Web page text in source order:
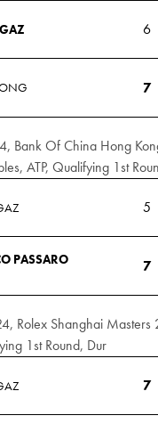
6
7
Bank Of China Hong
ATP, Qualifying 1st
5
PASSARO 7
Rolex Shanghai Masters
1st Round, Dur
7